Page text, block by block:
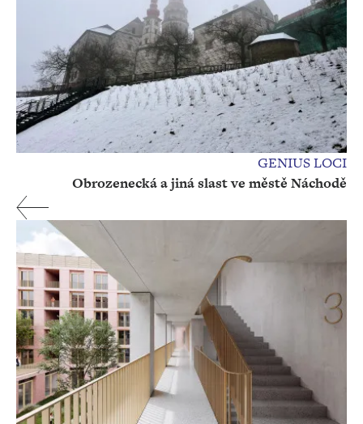
GENIUS LOCI
Obrozenecká a jiná slast ve městě Náchodě